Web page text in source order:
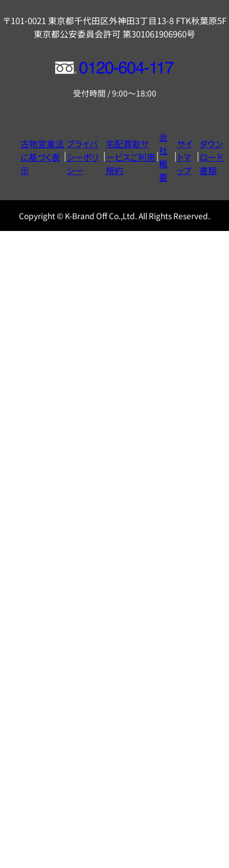
〒101-0021 東京都千代田区外神田3丁目13-8 FTK秋葉原5F
東京都公安委員会許可 第301061906960号
フ
ー
ヤ
ル
0120604117
受付時間 / 9:00～18:00
古物営業法
に基づく表
示
プライバ
シーポリ
シー
宅配買取サ
ービスご利用
規約
会
社
概
要
サイ
トマ
ップ
ダウン
ロード
書類
Copyright © K-Brand Off Co.,Ltd. All Rights Reserved.